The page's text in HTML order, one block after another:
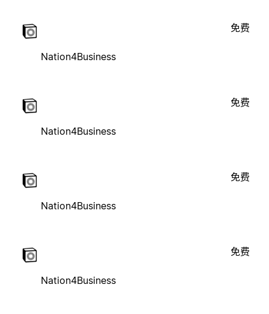
Nation4Business
免费
Nation4Business
免费
Nation4Business
免费
Nation4Business
免费